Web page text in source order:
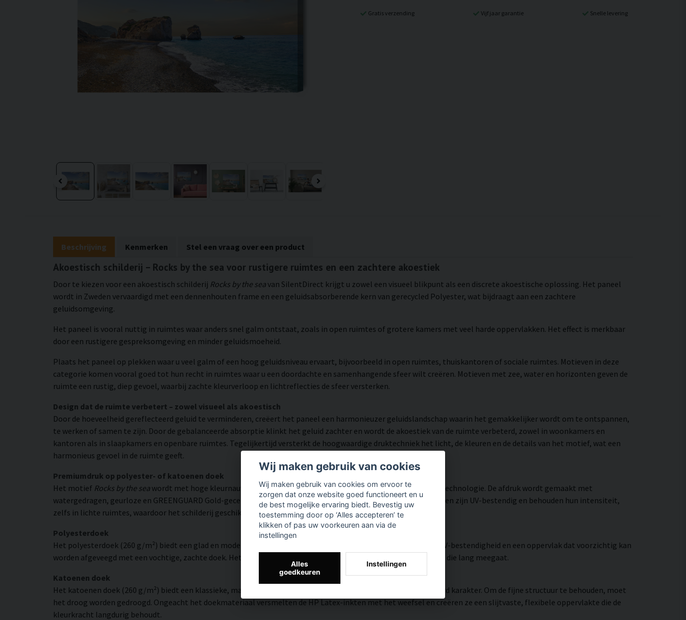
Gratis verzending Vijf jaar garantie Snelle levering
Beschrijving Kenmerken Stel een vraag over een product
Akoestisch schilderij – Rocks by the sea voor rustigere ruimtes en een zachtere akoestiek
Door te kiezen voor een akoestisch schilderij Rocks by the seavan SilentDirect krijgt u zowel een visueel blikpunt als een discrete akoestische oplossing. Het paneel
wordt in Zweden vervaardigd met een dennenhouten frame en een geluidsabsorberende kern van gerecycled Polyester, wat bijdraagt aan een zachtere
geluidsomgeving.
Het paneel is vooral nuttig in ruimtes waar anders snel galm ontstaat, zoals in open ruimtes of grotere kamers met veel harde oppervlakken. Het effect is merkbaar
door een rustigere gespreksomgeving en minder geluidsmoeheid.
Plaats het paneel op plekken waar u veel galm of een hoog geluidsniveau ervaart, bijvoorbeeld in open ruimtes, thuiskantoren of sociale ruimtes. Motieven in deze
categorie komen vooral goed tot hun recht in ruimtes waar u een doordachte en samenhangende sfeer wilt creëren. Motieven met zee, water en horizonten geven de
ruimte een rustig, diep gevoel, waarbij zachte kleurverloop en lichtreflecties de sfeer versterken.
Design dat de ruimte verbetert – zowel visueel als akoestisch
Door de hoeveelheid gereflecteerd geluid te verminderen, creëert het paneel een harmonieuzer geluidslandschap waarin het gemakkelijker wordt om te ontspannen,
te werken of samen te zijn. Door de gebalanceerde absorptie klinkt het geluid zachter en wordt de akoestiek van de ruimte verbeterd, zowel in woonkamers en
kantoren als in slaapkamers en openbare ruimtes. Tegelijkertijd versterkt de hoogwaardige druktechniek het licht, de kleuren en de details van het motief, wat een
harmonieus gevoel in de ruimte geeft.
Premiumdruk op polyester- of katoenen doek
Het motief Rocks by the sea wordt met hoge kleurnauwkeurigheid en veel detail weergegeven dankzij HP Latex-technologie. De afdruk wordt gemaakt met
watergedragen, geurloze en GREENGUARD Gold-gecertificeerde inkt die een resolutie tot 300 DPI biedt. De kleuren zijn UV-bestendig en behouden hun intensiteit,
zelfs in lichte ruimtes, waardoor het schilderij geschikt is voor zowel thuis als in openbare omgevingen.
Polyesterdoek
Het polyesterdoek (260 g/m²) biedt een glad en modern oppervlak met hoge kleurnauwkeurigheid, zeer goede UV-bestendigheid en een oppervlak dat voorzichtig kan
worden afgeveegd met een vochtige, zachte doek. Het resultaat is een moderne, heldere en kleurrijke uitstraling die lang meegaat.
Katoenen doek
Het katoenen doek (260 g/m²) biedt een klassieke, matte textuur met natuurlijke warmte en een handgeschilderd karakter. Om de fijne structuur te behouden, moet
het droog worden gedroogd. Ongeacht het doekmateriaal versmelten de HP Latex-inkten met het weefsel en creëren ze een slijtvaste, flexibele oppervlakte die de
kleurkracht langdurig behoudt.
Wij maken gebruik van cookies
Wij maken gebruik van cookies om ervoor te
zorgen dat onze website goed functioneert en u
de best mogelijke ervaring biedt. Bevestig uw
toestemming door op ‘Alles accepteren’ te
klikken of pas uw voorkeuren aan via de
instellingen
Alles
goedkeuren
Instellingen